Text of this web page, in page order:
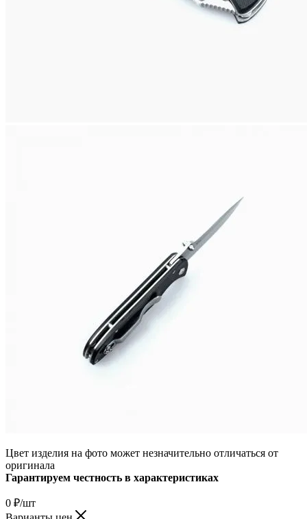
Цвет изделия на фото может незначительно отличаться от
оригинала
Гарантируем честность в характеристиках
0 ₽/шт